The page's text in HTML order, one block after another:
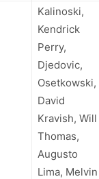
Kalinoski,
Kendrick
Perry,
Djedovic,
Osetkowski,
David
Kravish, Will
Thomas,
Augusto
Lima, Melvin